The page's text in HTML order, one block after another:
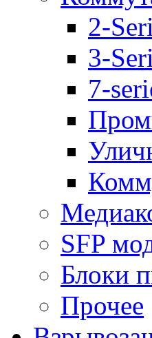
2-
3-
7-
SFP
Блоки
Прочее